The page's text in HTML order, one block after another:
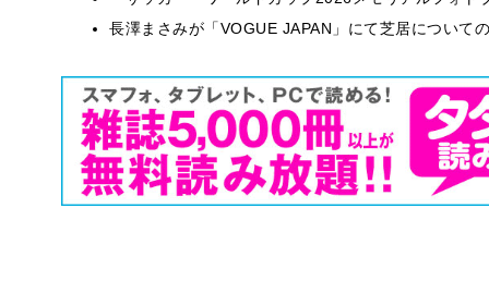
長澤まさみが「VOGUE JAPAN」にて芝居について